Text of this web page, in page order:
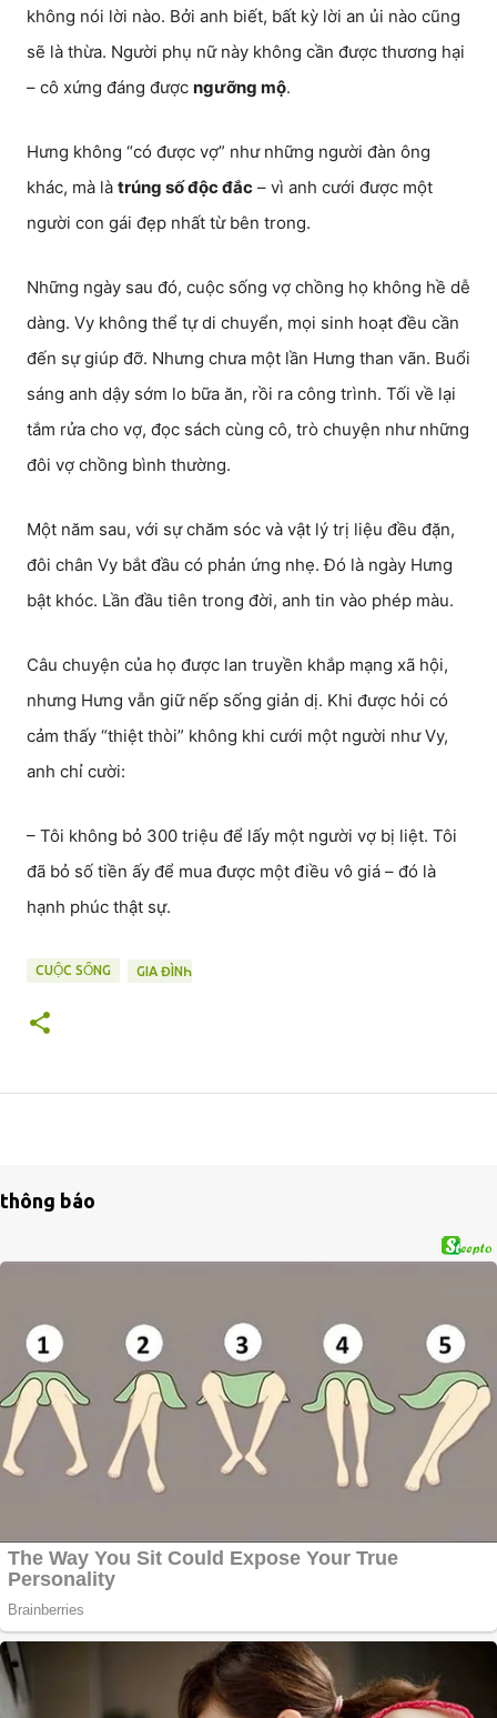
không nói lời nào. Bởi anh biết, bất kỳ lời an ủi nào cũng
sẽ là thừa. Người phụ nữ này không cần được thương hại
– cô xứng đáng được ngưỡng mộ.
Hưng không “có được vợ” như những người đàn ông
khác, mà là trúng số độc đắc – vì anh cưới được một
người con gái đẹp nhất từ bên trong.
Những ngày sau đó, cuộc sống vợ chồng họ không hề dễ
dàng. Vy không thể tự di chuyển, mọi sinh hoạt đều cần
đến sự giúp đỡ. Nhưng chưa một lần Hưng than vãn. Buổi
sáng anh dậy sớm lo bữa ăn, rồi ra công trình. Tối về lại
tắm rửa cho vợ, đọc sách cùng cô, trò chuyện như những
đôi vợ chồng bình thường.
Một năm sau, với sự chăm sóc và vật lý trị liệu đều đặn,
đôi chân Vy bắt đầu có phản ứng nhẹ. Đó là ngày Hưng
bật khóc. Lần đầu tiên trong đời, anh tin vào phép màu.
Câu chuyện của họ được lan truyền khắp mạng xã hội,
nhưng Hưng vẫn giữ nếp sống giản dị. Khi được hỏi có
cảm thấy “thiệt thòi” không khi cưới một người như Vy,
anh chỉ cười:
– Tôi không bỏ 300 triệu để lấy một người vợ bị liệt. Tôi
đã bỏ số tiền ấy để mua được một điều vô giá – đó là
hạnh phúc thật sự.
CUỘC SỐNG GIA ĐÌNҺ
thông báo